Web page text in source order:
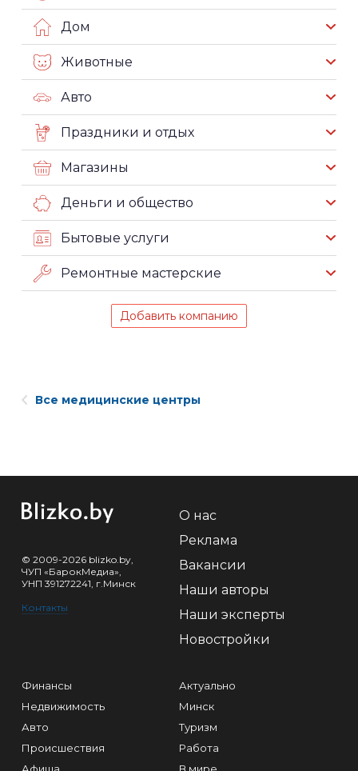
Дом
Животные
Авто
Праздники и отдых
Магазины
Деньги и общество
Бытовые услуги
Ремонтные мастерские
Добавить компанию
Все медицинские центры
© 2009-2026 blizko.by,
ЧУП «БарокМедиа»,
УНП 391272241, г.Минск
Контакты
О нас
Реклама
Вакансии
Наши авторы
Наши эксперты
Новостройки
Финансы
Недвижимость
Авто
Происшествия
Актуально
Минск
Туризм
Работа